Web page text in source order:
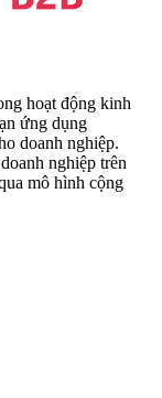
hoạt động kinh
ứng dụng
doanh nghiệp.
nghiệp trên
mô hình cộng